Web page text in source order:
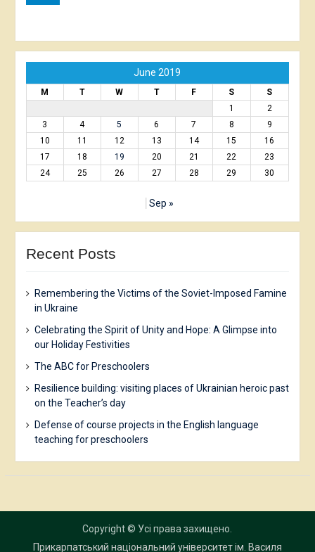
June 2019
M T W T F S
S
1
2
3
4 5 6 7 8
9
10
11 12 13 14 15
16
17
18 19 20 21 22
23
24
25 26 27 28 29 30
Sep »
Recent Posts
Remembering the Victims of the Soviet-Imposed Famine
in Ukraine
Celebrating the Spirit of Unity and Hope: A Glimpse into
our Holiday Festivities
The ABC for Preschoolers
Resilience building: visiting places of Ukrainian heroic past
on the Teacher’s day
Defense of course projects in the English language
teaching for preschoolers
Copyright © Усі права захищено.
Прикарпатський національний університет ім. Василя